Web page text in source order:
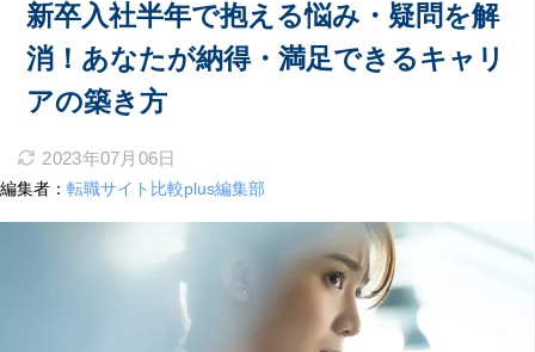
新卒入社半年で抱える悩み・疑問を解
消！あなたが納得・満足できるキャリ
アの築き方
2023年07月06日
編集者： 転職サイト比較plus編集部